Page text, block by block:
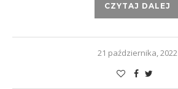
CZYTAJ DALEJ
21 października, 2022